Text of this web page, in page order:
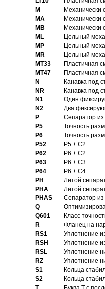
M
Механически
MA
Механически
MB
Механически
ML
Цельный
MP
Цельный
MR
Цельный
MT33
Пластичная
MT47
Пластичная
N
Канавка под
NR
Канавка под
N1
Один
N2
Два
P
Cепаратор
P5
Точность
P6
Точность
P52
P5 + C2
P62
P6 + C2
P63
P6 + C3
P64
P6 + C4
PH
Литой
PHA
Литой
PHAS
Сепаратор из
Q
Q601
Класс
R
Фланец на
RS1
Уплотнение
RSH
Уплотнение
RSL
Уплотнение
RZ
Уплотнение
S1
Кольца
S2
Кольца
T
Буква T с